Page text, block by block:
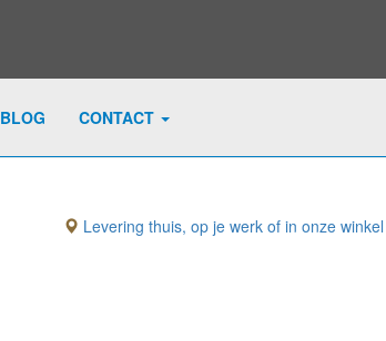
BLOG CONTACT
Levering thuis, op je werk of in onze winkel